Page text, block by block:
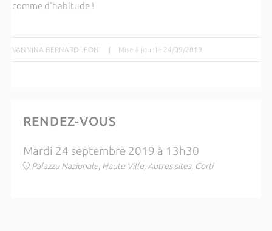
comme d'habitude !
VANNINA BERNARD-LEONI | Mise à jour le 24/09/2019
RENDEZ-VOUS
Mardi 24 septembre 2019 à 13h30
Palazzu Naziunale, Haute Ville, Autres sites, Corti